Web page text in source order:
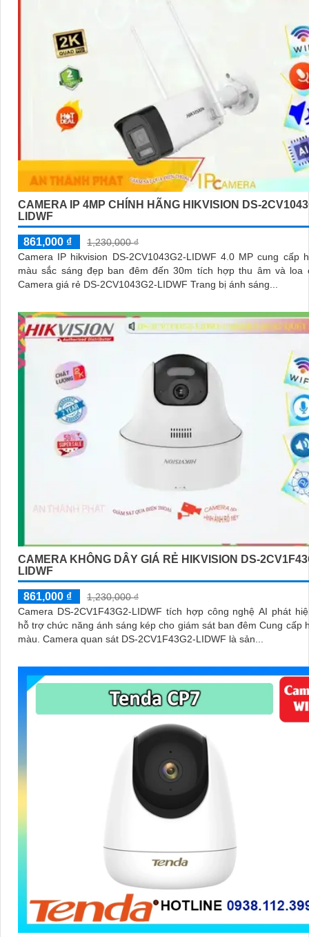
CAMERA IP 4MP CHÍNH HÃNG HIKVISION DS-
LIDWF
861,000 ₫
1,230,000 ₫
Camera IP hikvision DS-2CV1043G2-LIDWF 4.0 MP cung cấp
màu sắc sáng đẹp ban đêm đến 30m tích hợp thu âm và loa
Camera giá rẻ DS-2CV1043G2-LIDWF Trang bị ánh sáng...
CAMERA KHÔNG DÂY GIÁ RẺ HIKVISION DS-
LIDWF
861,000 ₫
1,230,000 ₫
Camera DS-2CV1F43G2-LIDWF tích hợp công nghệ AI phát
hỗ trợ chức năng ánh sáng kép cho giám sát ban đêm Cung cấp
màu. Camera quan sát DS-2CV1F43G2-LIDWF là sản...